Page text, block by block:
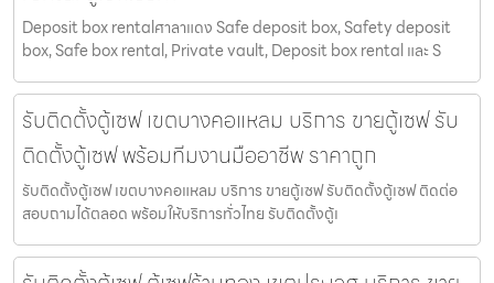
Deposit box rentalศาลาแดง Safe deposit box, Safety deposit
box, Safe box rental, Private vault, Deposit box rental และ S
รับติดตั้งตู้เซฟ เขตบางคอแหลม บริการ ขายตู้เซฟ รับ
ติดตั้งตู้เซฟ พร้อมทีมงานมืออาชีพ ราคาถูก
รับติดตั้งตู้เซฟ เขตบางคอแหลม บริการ ขายตู้เซฟ รับติดตั้งตู้เซฟ ติดต่อ
สอบถามได้ตลอด พร้อมให้บริการทั่วไทย รับติดตั้งตู้เ